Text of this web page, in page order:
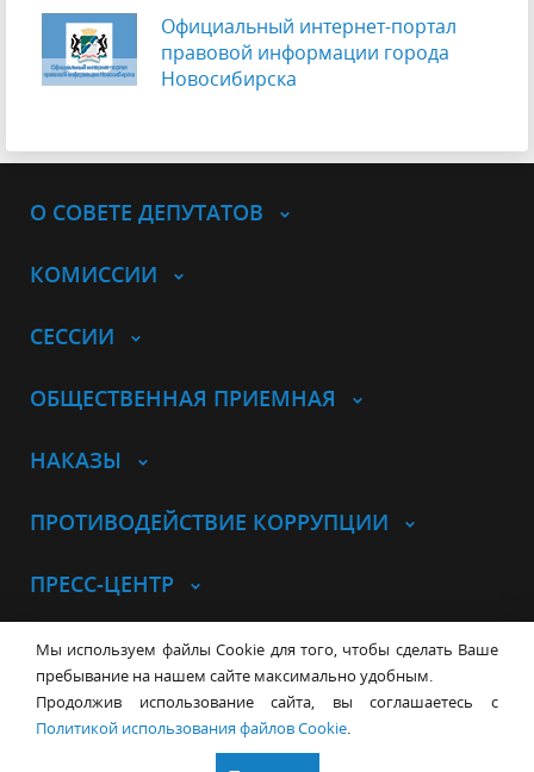
Официальный интернет-портал
правовой информации города
Новосибирска
О СОВЕТЕ ДЕПУТАТОВ
КОМИССИИ
СЕССИИ
ОБЩЕСТВЕННАЯ ПРИЕМНАЯ
НАКАЗЫ
ПРОТИВОДЕЙСТВИЕ КОРРУПЦИИ
ПРЕСС-ЦЕНТР
© Совет депутатов города
НовосибирскаКонтакты Карта сайта
630099, г. Новосибирск, Красный
проспект, 34
Мы используем файлы Cookie для того, чтобы сделать Ваше
пребывание на нашем сайте максимально удобным.
Продолжив использование сайта, вы соглашаетесь с
Политикой использования файлов Cookie.